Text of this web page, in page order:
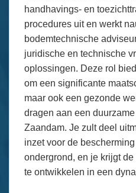
handhavings- en
procedures uit en werkt
bodemtechnische
juridische en technische
oplossingen. Deze rol
om een significante
maar ook een gezonde
dragen aan een
Zaandam. Je zult deel
inzet voor de
ondergrond, en je krijgt
te ontwikkelen in een